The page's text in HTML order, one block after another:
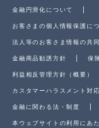
金融円滑化について
お客さまの個人情報保護に
法人等のお客さま情報の共
金融商品勧誘方針 保
利益相反管理方針（概要）
カスタマーハラスメント対
金融に関わる法・制度
本ウェブサイトの利用にあ